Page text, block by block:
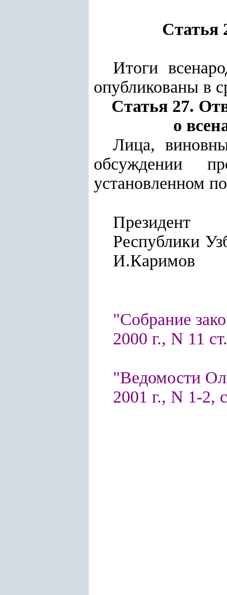
Статья
Итоги
опубликованы в
Статья 27.
о
Лица,
обсуждении
установленном
Президент
Республики
И.Каримов
"Собрание
2000 г., N 11
"Ведомости
2001 г., N 1-2,